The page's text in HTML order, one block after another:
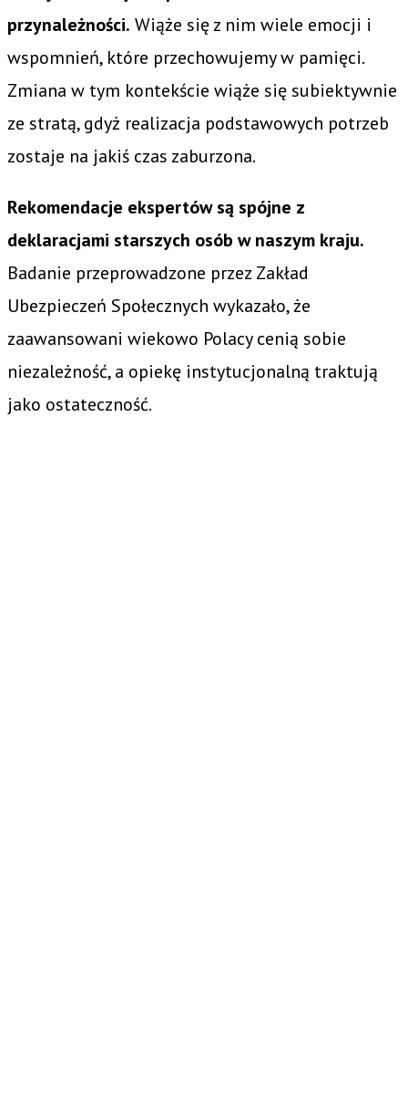
przynależności. Wiąże się z nim wiele emocji i
wspomnień, które przechowujemy w pamięci.
Zmiana w tym kontekście wiąże się subiektywnie
ze stratą, gdyż realizacja podstawowych potrzeb
zostaje na jakiś czas zaburzona.
Rekomendacje ekspertów są spójne z
deklaracjami starszych osób w naszym kraju.
Badanie przeprowadzone przez Zakład
Ubezpieczeń Społecznych wykazało, że
zaawansowani wiekowo Polacy cenią sobie
niezależność, a opiekę instytucjonalną traktują
jako ostateczność.